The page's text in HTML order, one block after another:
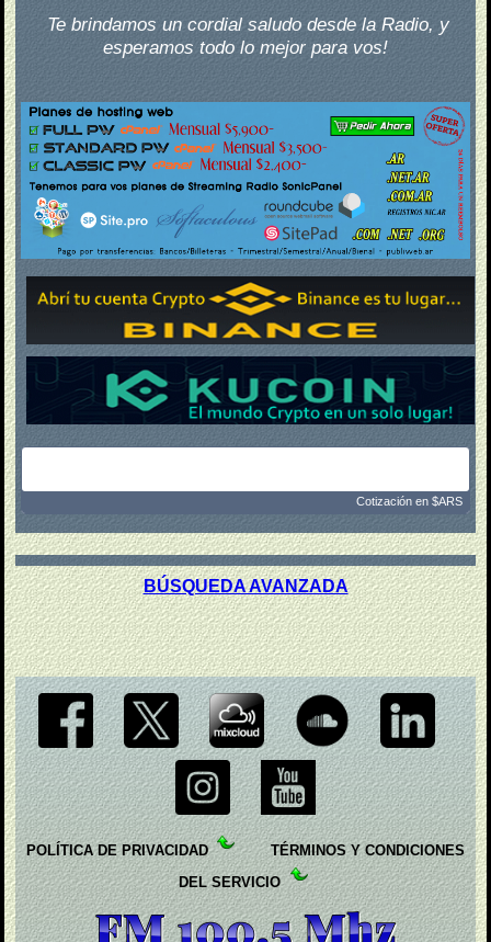
Te brindamos un cordial saludo desde la Radio, y
esperamos todo lo mejor para vos!
Cotización en $ARS
BÚSQUEDA AVANZADA
POLÍTICA DE PRIVACIDAD
TÉRMINOS Y CONDICIONES
DEL SERVICIO